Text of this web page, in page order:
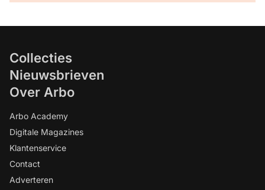
Collecties
Nieuwsbrieven
Over Arbo
Arbo Academy
Digitale Magazines
Klantenservice
Contact
Adverteren